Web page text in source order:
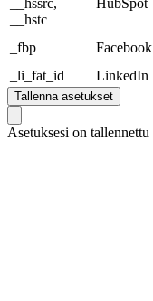
__hstc
_fbp Facebook
_li_fat_id
LinkedIn
Tallenna asetukset
Asetuksesi on tallennettu